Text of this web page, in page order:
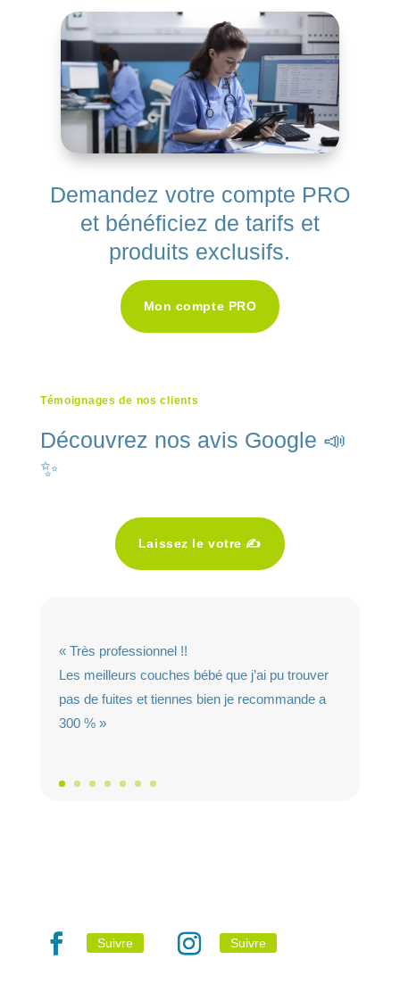
Demandez votre compte PRO
et bénéficiez de tarifs et
produits exclusifs.
Mon compte PRO
Témoignages de nos clients
Découvrez nos avis Google 📣
✨
Laissez le votre ✍️
« Très professionnel !!
Les meilleurs couches bébé que j’ai pu trouver
pas de fuites et tiennes bien je recommande a
300 % »
Suivre Suivre